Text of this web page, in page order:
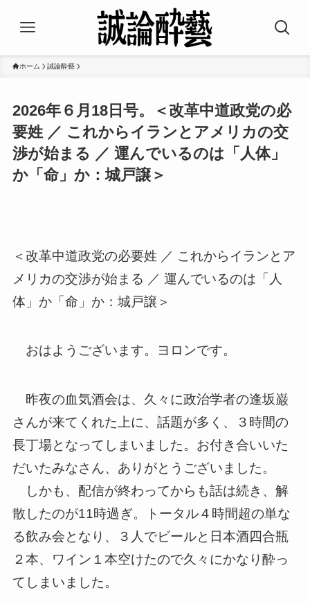
ホーム 誠論酔藝
2026年６月18日号。＜改革中道政党の必
要姓 ／ これからイランとアメリカの交
渉が始まる ／ 運んでいるのは「人体」
か「命」か：城戸譲＞
＜改革中道政党の必要姓 ／ これからイランとア
メリカの交渉が始まる ／ 運んでいるのは「人
体」か「命」か：城戸譲＞
おはようございます。ヨロンです。
昨夜の血気酒会は、久々に政治学者の逢坂巌
さんが来てくれた上に、話題が多く、３時間の
長丁場となってしまいました。お付き合いいた
だいたみなさん、ありがとうございました。
しかも、配信が終わってからも話は続き、解
散したのが11時過ぎ。トータル４時間超の単な
る飲み会となり、３人でビールと日本酒四合瓶
２本、ワイン１本空けたので久々にかなり酔っ
てしまいました。